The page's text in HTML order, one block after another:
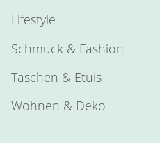
Lifestyle
Schmuck & Fashion
Taschen & Etuis
Wohnen & Deko